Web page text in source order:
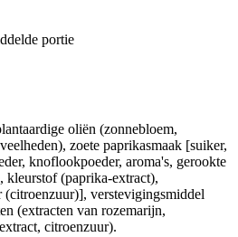
portie
oliën (zonnebloem,
zoete paprikasmaak [suiker,
knoflookpoeder, aroma's, gerookte
kleurstof (paprika-extract),
(citroenzuur)], verstevigingsmiddel
(extracten van rozemarijn,
citroenzuur).